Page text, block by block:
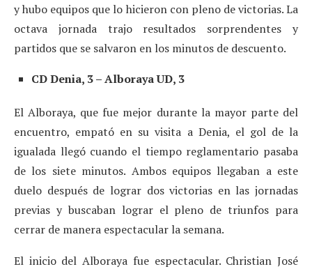
y hubo equipos que lo hicieron con pleno de victorias. La
octava jornada trajo resultados sorprendentes y
partidos que se salvaron en los minutos de descuento.
CD Denia, 3 – Alboraya UD, 3
El Alboraya, que fue mejor durante la mayor parte del
encuentro, empató en su visita a Denia, el gol de la
igualada llegó cuando el tiempo reglamentario pasaba
de los siete minutos. Ambos equipos llegaban a este
duelo después de lograr dos victorias en las jornadas
previas y buscaban lograr el pleno de triunfos para
cerrar de manera espectacular la semana.
El inicio del Alboraya fue espectacular. Christian José